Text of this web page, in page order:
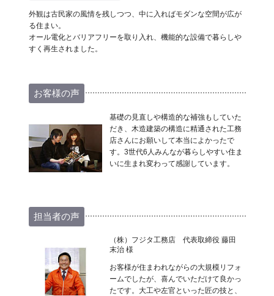
外観は古民家の風情を残しつつ、中に入ればモダンな空間が広が
る住まい。
オール電化とバリアフリーを取り入れ、機能的な設備で暮らしや
すく再生されました。
お客様の声
基礎の見直しや構造的な補強もしていた
だき、木造建築の構造に精通された工務
店さんにお願いして本当によかったで
す。3世代6人みんなが暮らしやすい住ま
いに生まれ変わって感謝しています。
担当者の声
（株）フジタ工務店 代表取締役 藤田
末治 様
お客様が住まわれながらの大規模リフォ
ームでしたが、喜んでいただけて良かっ
たです。大工や左官といった匠の技と、